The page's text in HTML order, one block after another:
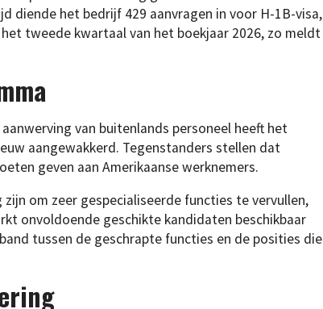
diende het bedrijf 429 aanvragen in voor H-1B-visa,
tweede kwartaal van het boekjaar 2026, zo meldt
van buitenlands personeel heeft het
aangewakkerd. Tegenstanders stellen dat
geven aan Amerikaanse werknemers.
om zeer gespecialiseerde functies te vervullen,
onvoldoende geschikte kandidaten beschikbaar
tussen de geschrapte functies en de posities die